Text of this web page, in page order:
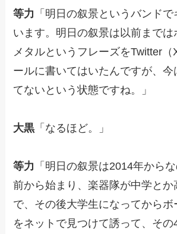
等力 「明日の叙景というバンド
います。明日の叙景は以前までは
メタルというフレーズをTwitter（
ールに書いてはいたんですが、今
てないという状態ですね。」
大黒 「なるほど。」
等力 「明日の叙景は2014年から
前から始まり、楽器隊が中学とか
で、その後大学生になってからボ
をネットで見つけて誘って、その